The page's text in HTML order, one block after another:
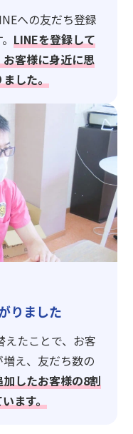
への友だち登録
LINEを登録して
客様に身近に思
した。
りました
えたことで、お客
え、友だち数の
したお客様の8割
ます。